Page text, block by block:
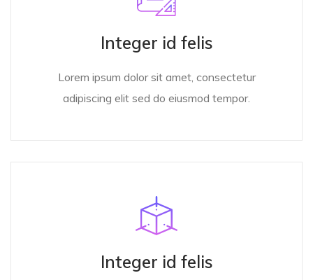
Integer id felis
Lorem ipsum dolor sit amet, consectetur
adipiscing elit sed do eiusmod tempor.
Integer id felis